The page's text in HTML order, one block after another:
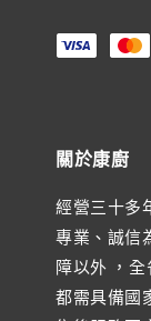
關於康廚
經營三十多
專業、誠信
障以外 ，
都需具備國